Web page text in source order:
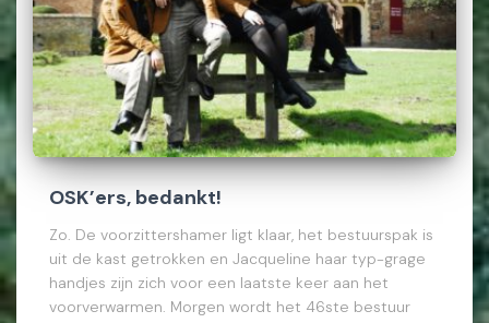
OSK’ers, bedankt!
Zo. De voorzittershamer ligt klaar, het bestuurspak is
uit de kast getrokken en Jacqueline haar typ-grage
handjes zijn zich voor een laatste keer aan het
voorverwarmen. Morgen wordt het 46ste bestuur